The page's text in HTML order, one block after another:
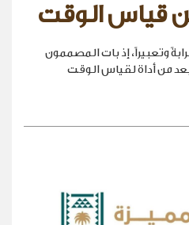
قياس الوقت
وتعبيراً، إذ بات المصممون
من أداة لقياس الوقت